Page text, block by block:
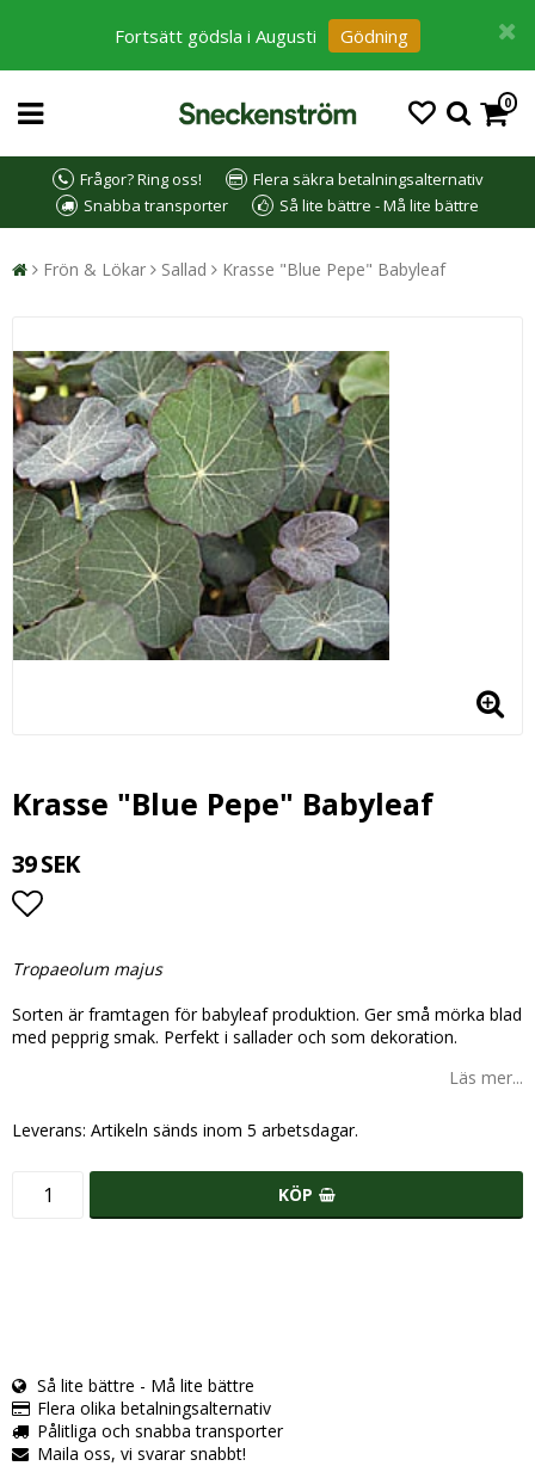
Fortsätt gödsla i Augusti Gödning
0
Frågor? Ring oss!
Flera säkra betalningsalternativ
Snabba transporter
Så lite bättre - Må lite bättre
Frön & Lökar Sallad Krasse "Blue Pepe" Babyleaf
Krasse "Blue Pepe" Babyleaf
39 SEK
Tropaeolum majus
Sorten är framtagen för babyleaf produktion. Ger små mörka blad
med pepprig smak. Perfekt i sallader och som dekoration.
Läs mer...
Leverans: Artikeln sänds inom 5 arbetsdagar.
KÖP
Så lite bättre - Må lite bättre
Flera olika betalningsalternativ
Pålitliga och snabba transporter
Maila oss, vi svarar snabbt!